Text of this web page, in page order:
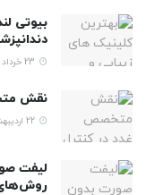
بیوتی
نقش
لیفت
روش‌های